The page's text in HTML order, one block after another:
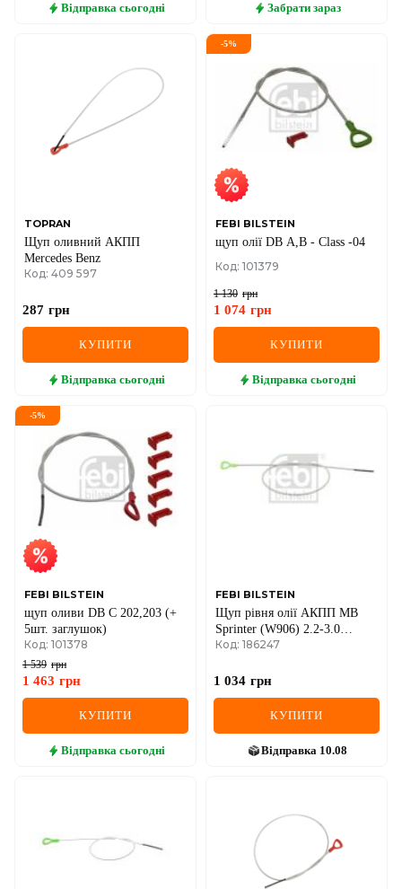
JAGUAR
LANCIA
LEXUS
LINCOLN
MERCEDES-BENZ
MG
MINI
MITSUBISHI
NISSAN
OPEL
PEUGEOT
POLESTAR
RENAULT
Відправка сьогодні Забрати зараз
TOPRAN
Щуп оливний АКПП
Mercedes Benz
Код: 409 597
287 грн
КУПИТИ
Відправка сьогодні
-5%
FEBI BILSTEIN
щуп олії DB A,B - Class -04
Код: 101379
1 130 грн
1 074 грн
КУПИТИ
Відправка сьогодні
-5%
FEBI BILSTEIN
щуп оливи DB C 202,203 (+
5шт. заглушок)
Код: 101378
1 539 грн
1 463 грн
КУПИТИ
Відправка сьогодні
FEBI BILSTEIN
Щуп рівня олії АКПП MB
Sprinter (W906) 2.2-3.0
CDI/1.8-3.5 06-18 (722.9)
Код: 186247
1 034 грн
КУПИТИ
Відправка 10.08